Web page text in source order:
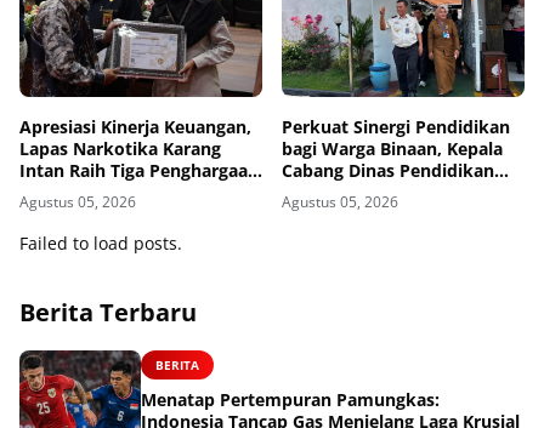
Apresiasi Kinerja Keuangan,
Lapas Narkotika Karang
Intan Raih Tiga Penghargaan
dari KPPN Banjarmasin
Agustus 05, 2026
Perkuat Sinergi Pendidikan
bagi Warga Binaan, Kepala
Cabang Dinas Pendidikan
Wilayah Madiun Kunjungi
Lapas Madiun
Agustus 05, 2026
Failed to load posts.
Berita Terbaru
BERITA
Menatap Pertempuran Pamungkas:
Indonesia Tancap Gas Menjelang Laga Krusial